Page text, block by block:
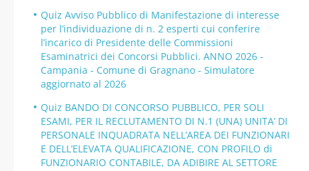
Quiz Avviso Pubblico di Manifestazione di interesse
per l’individuazione di n. 2 esperti cui conferire
l’incarico di Presidente delle Commissioni
Esaminatrici dei Concorsi Pubblici. ANNO 2026 -
Campania - Comune di Gragnano - Simulatore
aggiornato al 2026
Quiz BANDO DI CONCORSO PUBBLICO, PER SOLI
ESAMI, PER IL RECLUTAMENTO DI N.1 (UNA) UNITA’ DI
PERSONALE INQUADRATA NELL’AREA DEI FUNZIONARI
E DELL’ELEVATA QUALIFICAZIONE, CON PROFILO di
FUNZIONARIO CONTABILE, DA ADIBIRE AL SETTORE